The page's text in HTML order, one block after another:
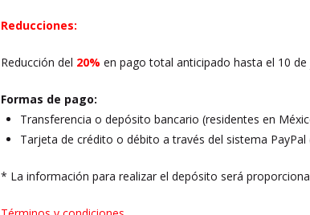
Reducciones:
Reducción del 20%en pago total anticipado hasta el 10 de
Formas de pago:
Transferencia o depósito bancario (residentes en
Tarjeta de crédito o débito a través del sistema
* La información para realizar el depósito será